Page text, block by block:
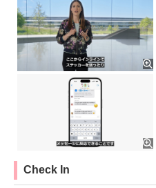
Check In